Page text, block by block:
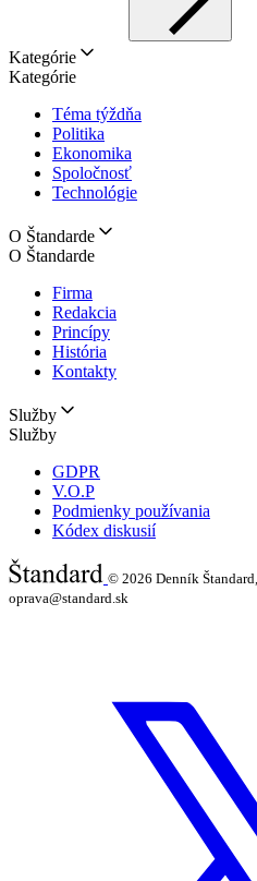
Kategórie
Kategórie
Téma týždňa
Politika
Ekonomika
Spoločnosť
Technológie
O Štandarde
O Štandarde
Firma
Redakcia
Princípy
História
Kontakty
Služby
Služby
GDPR
V.O.P
Podmienky používania
Kódex diskusií
© 2026 Denník
oprava@standard.sk